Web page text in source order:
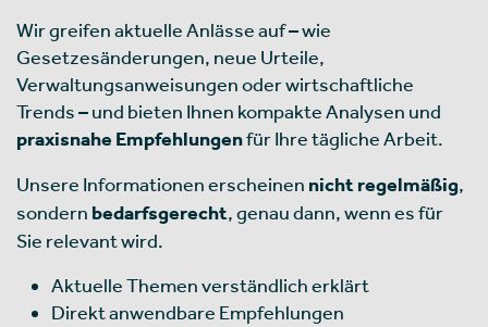
Wir greifen aktuelle Anlässe auf – wie
Gesetzesänderungen, neue Urteile,
Verwaltungsanweisungen oder wirtschaftliche
Trends – und bieten Ihnen kompakte Analysen und
praxisnahe Empfehlungenfür Ihre tägliche Arbeit.
Unsere Informationen erscheinen nicht regelmäßig,
sondern bedarfsgerecht, genau dann, wenn es für
Sie relevant wird.
Aktuelle Themen verständlich erklärt
Direkt anwendbare Empfehlungen